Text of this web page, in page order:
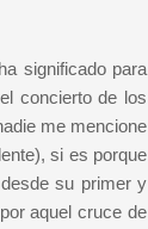
significado para
concierto de los
me mencione
si es porque
su primer y
aquel cruce de